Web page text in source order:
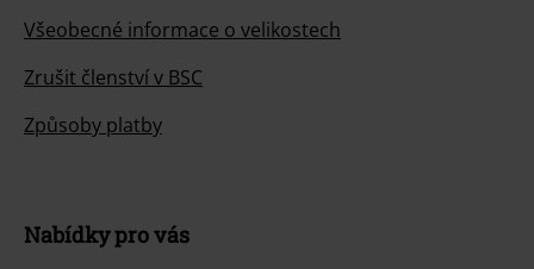
Všeobecné informace o velikostech
Zrušit členství v BSC
Způsoby platby
Nabídky pro vás